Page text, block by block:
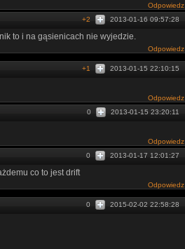
Odpowiedz
2013-01-16 09:57:28
+2
to i na gąsienicach nie wyjedzie.
Odpowiedz
2013-01-15 22:10:15
+1
Odpowiedz
2013-01-15 23:20:11
0
Odpowiedz
2013-01-17 12:01:27
0
co to jest drift
Odpowiedz
2015-02-02 22:58:28
0